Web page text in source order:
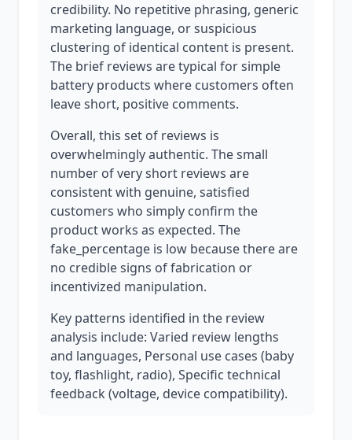
credibility. No repetitive phrasing, generic
marketing language, or suspicious
clustering of identical content is present.
The brief reviews are typical for simple
battery products where customers often
leave short, positive comments.
Overall, this set of reviews is
overwhelmingly authentic. The small
number of very short reviews are
consistent with genuine, satisfied
customers who simply confirm the
product works as expected. The
fake_percentage is low because there are
no credible signs of fabrication or
incentivized manipulation.
Key patterns identified in the review
analysis include: Varied review lengths
and languages, Personal use cases (baby
toy, flashlight, radio), Specific technical
feedback (voltage, device compatibility).